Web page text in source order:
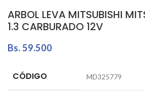
ARBOL LEVA MITSUBISHI
1.3 CARBURADO 12V
Bs.59.500
CÓDIGO MD325779